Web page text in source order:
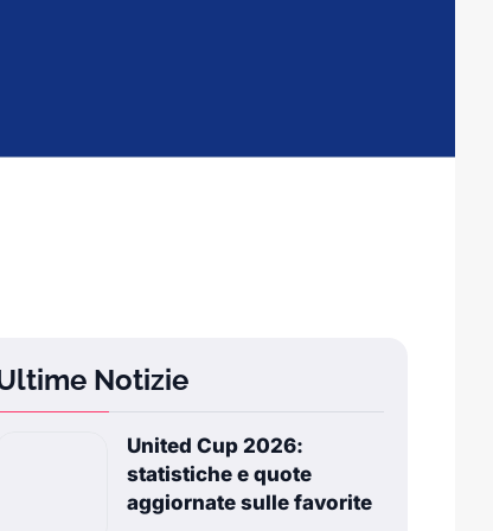
Notizie
United Cup 2026:
statistiche e quote
aggiornate sulle favorite